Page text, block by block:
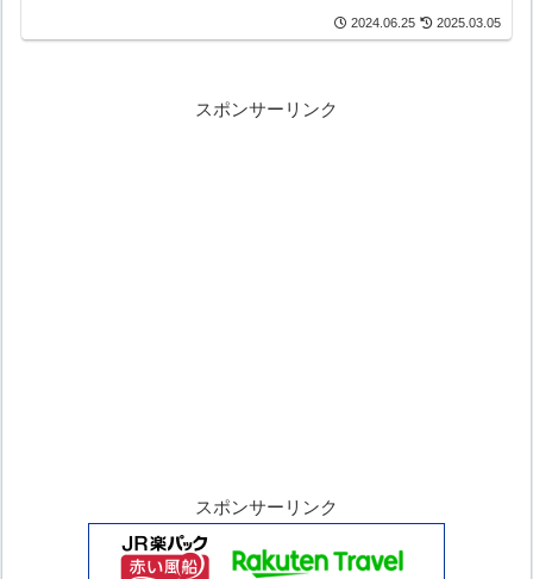
2024.06.25 2025.03.05
スポンサーリンク
スポンサーリンク